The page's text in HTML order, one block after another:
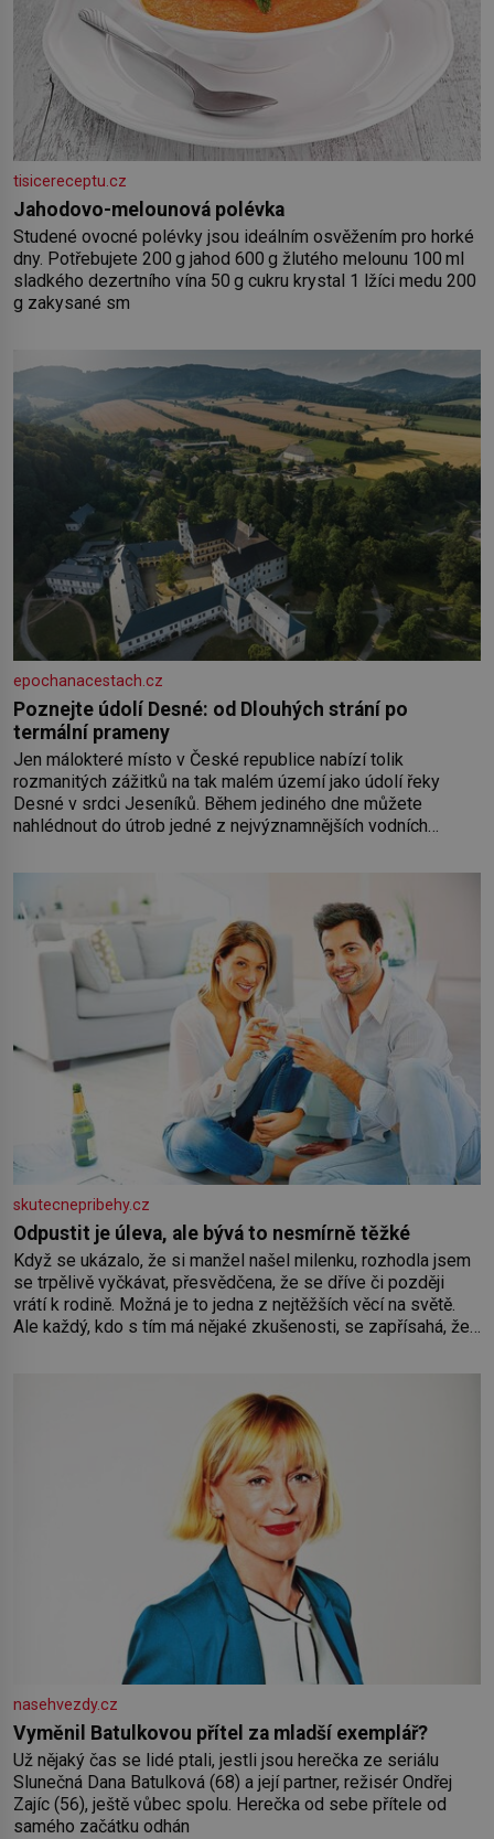
tisicereceptu.cz
Jahodovo-melounová polévka
Studené ovocné polévky jsou ideálním osvěžením pro horké
dny. Potřebujete 200 g jahod 600 g žlutého melounu 100 ml
sladkého dezertního vína 50 g cukru krystal 1 lžíci medu 200
g zakysané sm
epochanacestach.cz
Poznejte údolí Desné: od Dlouhých strání po
termální prameny
Jen málokteré místo v České republice nabízí tolik
rozmanitých zážitků na tak malém území jako údolí řeky
Desné v srdci Jeseníků. Během jediného dne můžete
nahlédnout do útrob jedné z nejvýznamnějších vodních
koloběžce a den zakončit poznáváním památek ve Velkých
skutecnepribehy.cz
Odpustit je úleva, ale bývá to nesmírně těžké
Když se ukázalo, že si manžel našel milenku, rozhodla jsem
se trpělivě vyčkávat, přesvědčena, že se dříve či později
vrátí k rodině. Možná je to jedna z nejtěžších věcí na světě.
Ale každý, kdo s tím má nějaké zkušenosti, se zapřísahá, že
nasehvezdy.cz
Vyměnil Batulkovou přítel za mladší exemplář?
Už nějaký čas se lidé ptali, jestli jsou herečka ze seriálu
Slunečná Dana Batulková (68) a její partner, režisér Ondřej
Zajíc (56), ještě vůbec spolu. Herečka od sebe přítele od
samého začátku odhán